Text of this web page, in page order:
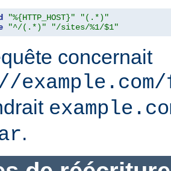
"%{HTTP_HOST}"
"(.*)"
"^/(.*)" "/sites/%1/$1"
concernait
.